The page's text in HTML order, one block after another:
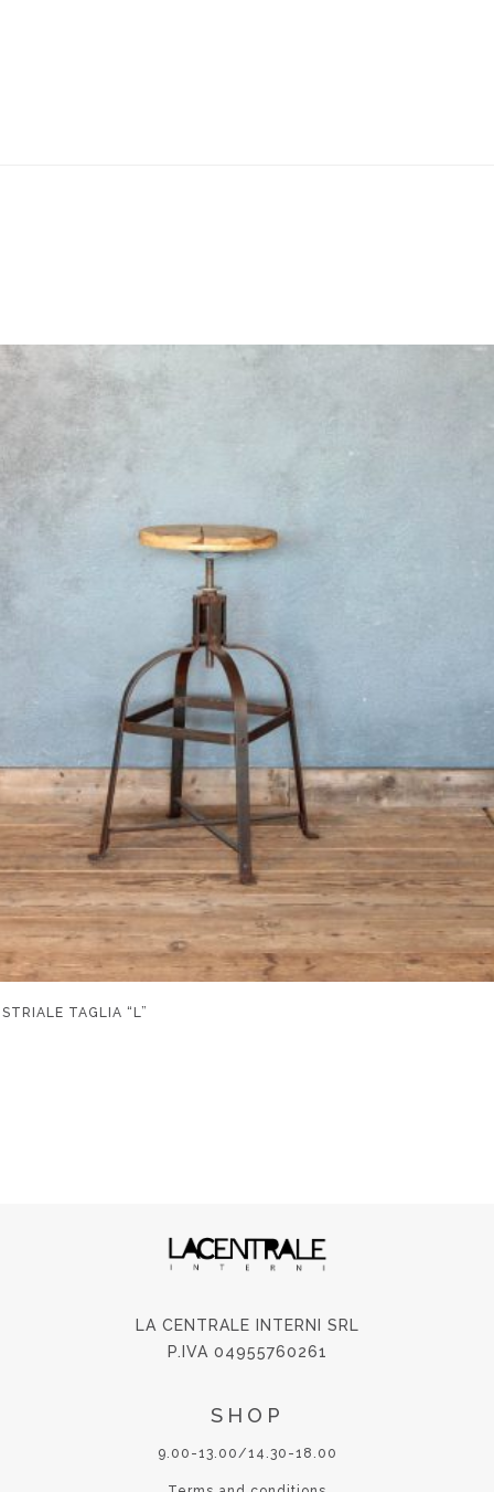
TAGLIA “L”
LA CENTRALE INTERNI SRL
P.IVA 04955760261
SHOP
9.00-13.00/14.30-18.00